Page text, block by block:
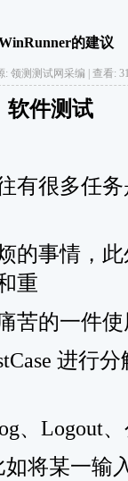
的建议
: 领测测试网采编 | 查看:
软件测试
很多任务
事情，此
重
的一件使
进行分
Logout、
将某一输